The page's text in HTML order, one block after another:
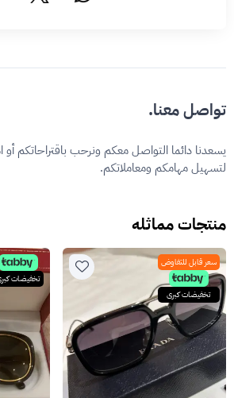
تواصل معنا.
يسعدنا دائما التواصل معكم ونرحب باقتراحاتكم أو
لتسهيل مهامكم ومعاملاتكم.
منتجات مماثله
سعر قابل للتفاوض
تخفيضات كبرى
تخفيضات